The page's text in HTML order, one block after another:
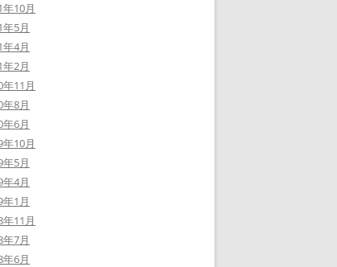
10月
5月
4月
2月
11月
8月
6月
10月
5月
4月
1月
11月
7月
6月